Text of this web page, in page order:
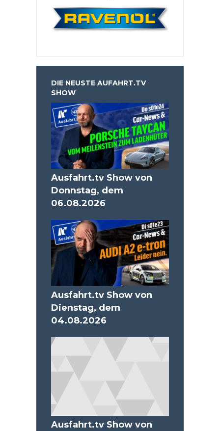
DIE NEUSTE AUFAHRT.TV
SHOW
Ausfahrt.tv Show von
Donnstag, dem
06.08.2026
Ausfahrt.tv Show von
Dienstag, dem
04.08.2026
Ausfahrt.tv Show von